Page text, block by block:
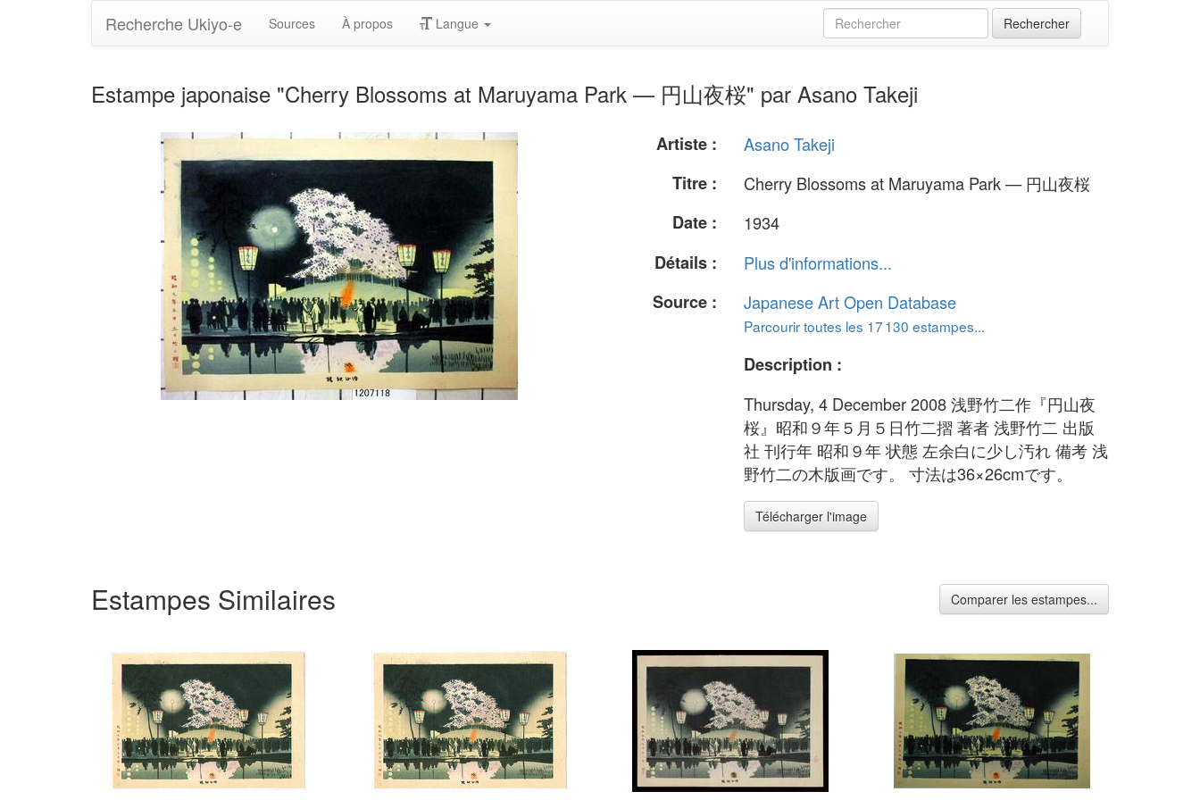
Recherche Ukiyo-e Sources À propos Langue
Estampe japonaise "Cherry Blossoms at Maruyama Park — 円山夜桜" par Asano Takeji
Artiste :
Asano Takeji
Titre :
Cherry Blossoms at Maruyama Park — 円山夜桜
Date :
1934
Détails :
Plus d'informations...
Source :
Japanese Art Open Database
Parcourir toutes les 17 130 estampes...
Description :
Thursday, 4 December 2008 浅野竹二作『円山夜
桜』昭和９年５月５日竹二摺 著者 浅野竹二 出版
社 刊行年 昭和９年 状態 左余白に少し汚れ 備考 浅
野竹二の木版画です。 寸法は36×26cmです。
Télécharger l'image
Estampes Similaires Comparer les estampes...